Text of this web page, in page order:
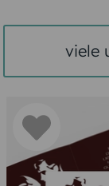
viele